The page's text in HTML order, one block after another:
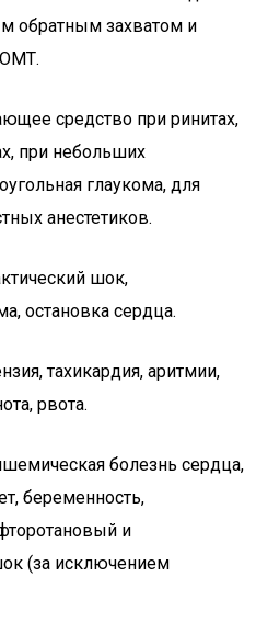
обратным захватом и
средство при ринитах,
при небольших
глаукома, для
анестетиков.
шок,
остановка сердца.
тахикардия, аритмии,
рвота.
болезнь сердца,
беременность,
и
(за исключением